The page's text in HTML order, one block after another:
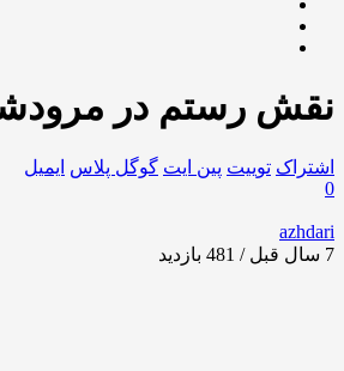
نقش رستم در
اشتراک توییت پین ایت گوگل‌ پلاس ایمیل
0
azhdari
7 سال قبل / 481
بازدید